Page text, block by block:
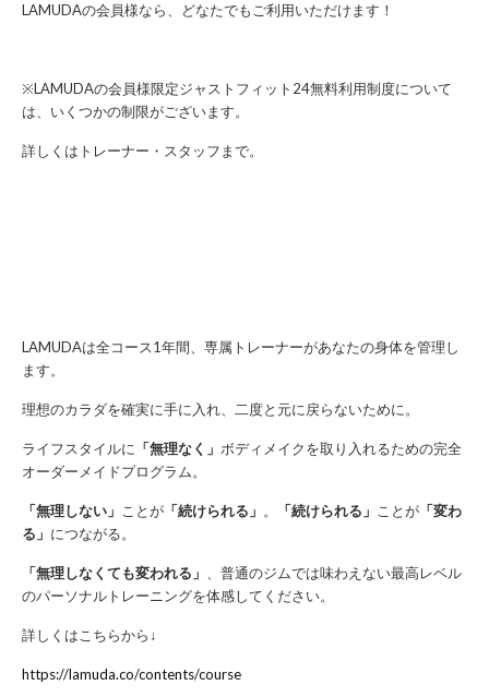
LAMUDAの会員様なら、どなたでもご利用いただけます！
※LAMUDAの会員様限定ジャストフィット24無料利用制度について
は、いくつかの制限がございます。
詳しくはトレーナー・スタッフまで。
LAMUDAは全コース1年間、専属トレーナーがあなたの身体を管理し
ます。
理想のカラダを確実に手に入れ、二度と元に戻らないために。
ライフスタイルに 「無理なく」 ボディメイクを取り入れるための完全
オーダーメイドプログラム。
「無理しない」 ことが 「続けられる」 。 「続けられる」 ことが 「変わ
る」 につながる。
「無理しなくても変われる」
、普通のジムでは味わえない最高レベル
のパーソナルトレーニングを体感してください。
詳しくはこちらから↓
https://lamuda.co/contents/course